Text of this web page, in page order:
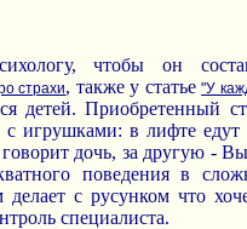
чтобы он
страхи, также у статье"У
детей. Приобретенный
игрушками: в лифте едут
дочь, за другую -
поведения в
делает с русунком что
специалиста.